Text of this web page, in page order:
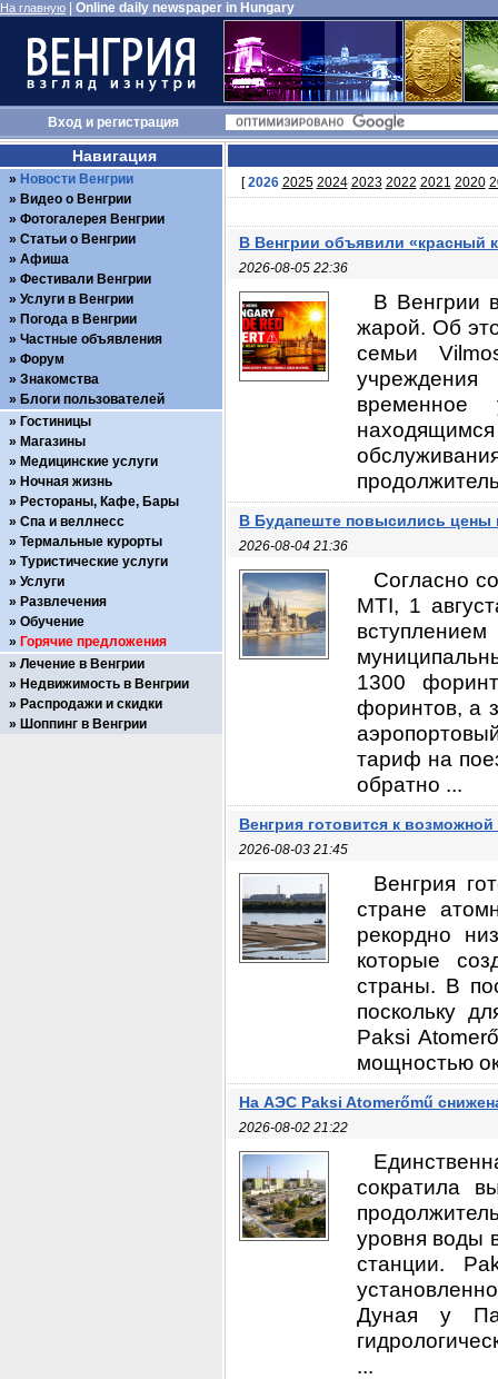
На главную Online daily newspaper in Hungary
Входи регистрация
[2026 2025 2024 2023 2022 2021 2020
В Венгрии объявили «красный
2026-08-05 22:36
В Венгрии
жарой. Об
семьи
учреждения
В Будапеште повысились цены
2026-08-04 21:36
Согласно
MTI, 1
1300
форинтов, а
тариф на
обратно ...
Венгрия готовится к
2026-08-03 21:45
Венгрия
стране
рекордно
которые
страны. В
поскольку
Paksi
мощностью
На АЭС Paksi Atomerőmű
2026-08-02 21:22
сократила
уровня воды
станции.
Дуная у
...
Навигация
Новости Венгрии
Видео о Венгрии
Фотогалерея Венгрии
Статьи о Венгрии
Афиша
Фестивали Венгрии
Услуги в Венгрии
Погода в Венгрии
Частные объявления
Форум
Знакомства
Блоги пользователей
Гостиницы
Магазины
Медицинские услуги
Ночная жизнь
Рестораны, Кафе, Бары
Спа и веллнесс
Термальные курорты
Туристические услуги
Услуги
Развлечения
Обучение
Горячие предложения
Лечение в Венгрии
Недвижимость в Венгрии
Распродажи и скидки
Шоппинг в Венгрии